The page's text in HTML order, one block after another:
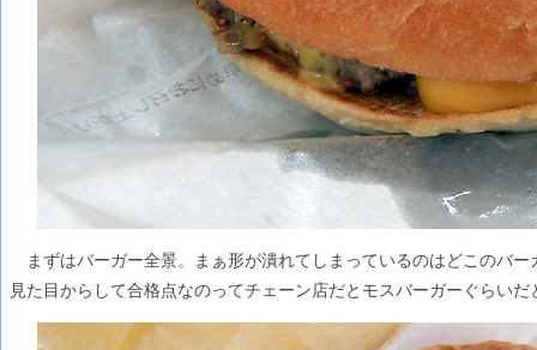
まずはバーガー全景。まぁ形が潰れてしまっているのはどこのバ
見た目からして合格点なのってチェーン店だとモスバーガーぐらいだ